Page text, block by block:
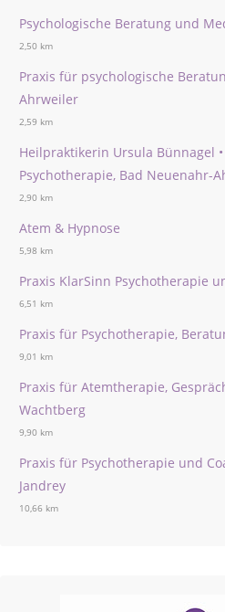
Psychologische Beratung und
2,50 km
Praxis für psychologische
Ahrweiler
2,59 km
Heilpraktikerin Ursula Bünnagel
Psychotherapie, Bad Neuenahr-
2,90 km
Atem & Hypnose
5,98 km
Praxis KlarSinn Psychotherapie
6,51 km
Praxis für Psychotherapie,
9,01 km
Praxis für Atemtherapie,
Wachtberg
9,90 km
Praxis für Psychotherapie und
Jandrey
10,66 km